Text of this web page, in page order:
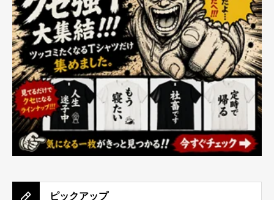
ピックアップ